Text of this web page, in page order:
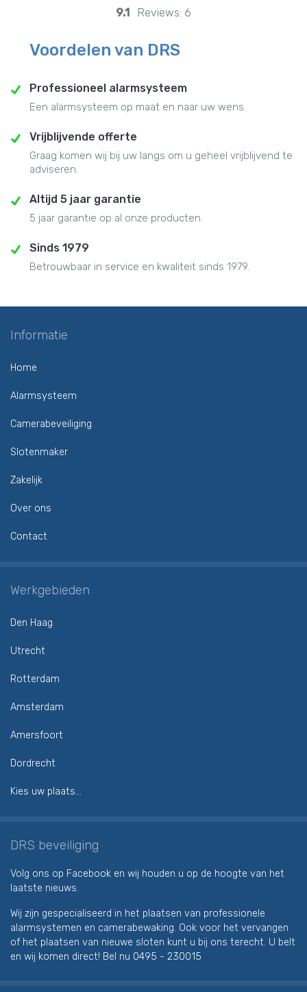
9.1 Reviews: 6
Voordelen van DRS
Professioneel alarmsysteem
Een alarmsysteem op maat en naar uw wens.
Vrijblijvende offerte
Graag komen wij bij uw langs om u geheel vrijblijvend te
adviseren.
Altijd 5 jaar garantie
5 jaar garantie op al onze producten.
Sinds 1979
Betrouwbaar in service en kwaliteit sinds 1979.
Informatie
Home
Alarmsysteem
Camerabeveiliging
Slotenmaker
Zakelijk
Over ons
Contact
Werkgebieden
Den Haag
Utrecht
Rotterdam
Amsterdam
Amersfoort
Dordrecht
Kies uw plaats...
DRS beveiliging
Volg ons op Facebook en wij houden u op de hoogte van het
laatste nieuws.
Wij zijn gespecialiseerd in het plaatsen van professionele
alarmsystemen en camerabewaking. Ook voor het vervangen
of het plaatsen van nieuwe sloten kunt u bij ons terecht. U belt
en wij komen direct! Bel nu 0495 - 230015